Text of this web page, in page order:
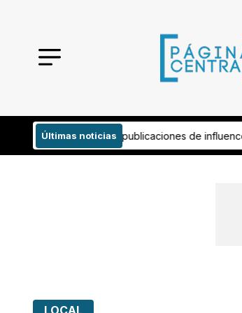
Últimas noticias
de influencer asesinado en CuliacánPide
LOCAL